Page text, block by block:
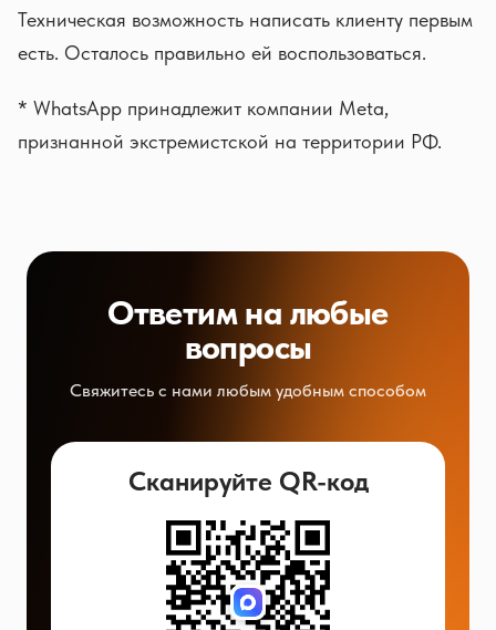
Техническая возможность написать клиенту первым
есть. Осталось правильно ей воспользоваться.
* WhatsApp принадлежит компании Meta,
признанной экстремистской на территории РФ.
Ответим на любые
вопросы
Свяжитесь с нами любым удобным способом
Сканируйте QR-код